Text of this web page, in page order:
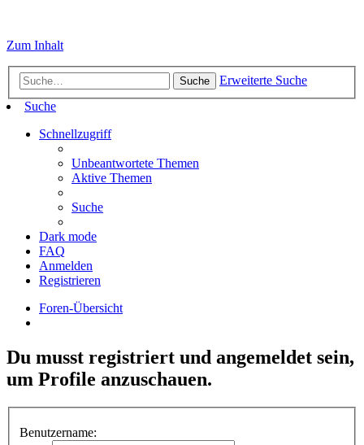
Zum Inhalt
Suche
Erweiterte Suche
Suche
Schnellzugriff
Unbeantwortete Themen
Aktive Themen
Suche
Dark mode
FAQ
Anmelden
Registrieren
Foren-Übersicht
Du musst registriert und angemeldet sein,
um Profile anzuschauen.
Benutzername: